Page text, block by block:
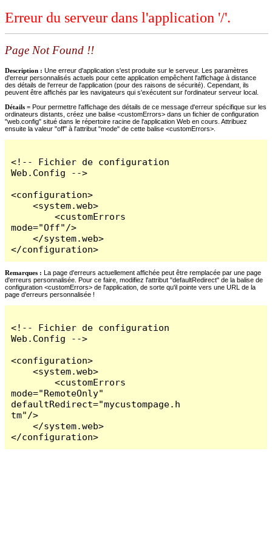
Erreur du serveur dans l'application '/'.
Page Not Found !!
Description : Une erreur d'application s'est produite sur le serveur. Les paramètres
d'erreur personnalisés actuels pour cette application empêchent l'affichage à distance
des détails de l'erreur de l'application (pour des raisons de sécurité). Cependant, ils
peuvent être affichés par les navigateurs qui s'exécutent sur l'ordinateur serveur local.
Détails = Pour permettre l'affichage des détails de ce message d'erreur spécifique sur les
ordinateurs distants, créez une balise <customErrors> dans un fichier de configuration
"web.config" situé dans le répertoire racine de l'application Web en cours. Attribuez
ensuite la valeur "off" à l'attribut "mode" de cette balise <customErrors>.
<!-- Fichier de configuration
Web.Config -->
<configuration>
    <system.web>
        <customErrors
mode="Off"/>
    </system.web>
</configuration>
Remarques : La page d'erreurs actuellement affichée peut être remplacée par une page
d'erreurs personnalisée. Pour ce faire, modifiez l'attribut "defaultRedirect" de la balise de
configuration <customErrors> de l'application, de sorte qu'il pointe vers une URL de la
page d'erreurs personnalisée !
<!-- Fichier de configuration
Web.Config -->
<configuration>
    <system.web>
        <customErrors
mode="RemoteOnly"
defaultRedirect="mycustompage.h
tm"/>
    </system.web>
</configuration>